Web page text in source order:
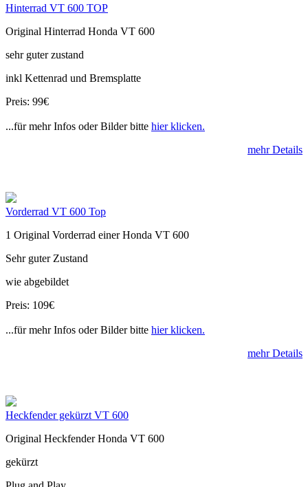
Hinterrad VT 600 TOP
Original Hinterrad Honda VT 600
sehr guter zustand
inkl Kettenrad und Bremsplatte
Preis: 99€
...für mehr Infos oder Bilder bitte hier klicken.
mehr Details
Vorderrad VT 600 Top
1 Original Vorderrad einer Honda VT 600
Sehr guter Zustand
wie abgebildet
Preis: 109€
...für mehr Infos oder Bilder bitte hier klicken.
mehr Details
Heckfender gekürzt VT 600
Original Heckfender Honda VT 600
gekürzt